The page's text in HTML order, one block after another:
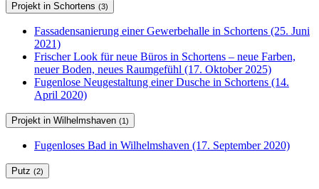
Projekt in Schortens (3)
Fassadensanierung einer Gewerbehalle in Schortens (25. Juni
2021)
Frischer Look für neue Büros in Schortens – neue Farben,
neuer Boden, neues Raumgefühl (17. Oktober 2025)
Fugenlose Neugestaltung einer Dusche in Schortens (14.
April 2020)
Projekt in Wilhelmshaven (1)
Fugenloses Bad in Wilhelmshaven (17. September 2020)
Putz (2)